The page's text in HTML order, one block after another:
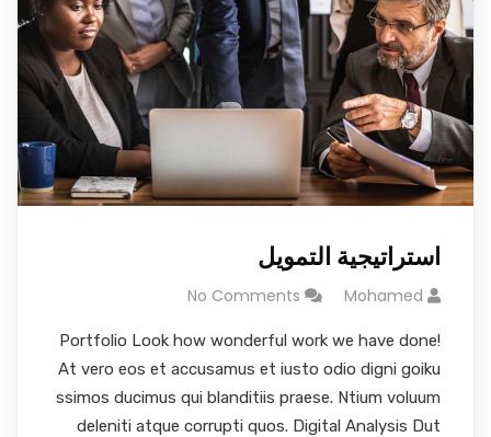
استراتيجية التمويل
Mohamed
No Comments
Portfolio Look how wonderful work we have done!
At vero eos et accusamus et iusto odio digni goiku
ssimos ducimus qui blanditiis praese. Ntium voluum
deleniti atque corrupti quos. Digital Analysis Dut